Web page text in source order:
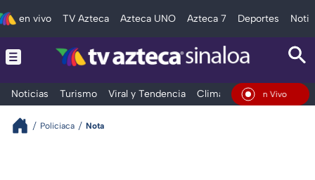
en vivo TV Azteca Azteca UNO Azteca 7 Deportes
Noticias Turismo Viral y Tendencia Clima Deportes
En Vivo
Policiaca Nota